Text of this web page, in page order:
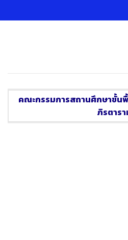
to
คณะกรรมการสถานศึกษาขั้นพื้
ภิรตาร